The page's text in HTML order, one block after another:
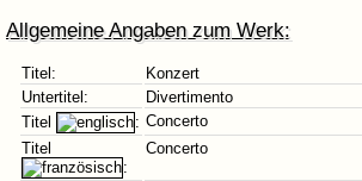
Allgemeine Angaben zum Werk:
Titel:
Konzert
Untertitel:
Divertimento
Titel
: Concerto
Titel
:
Concerto